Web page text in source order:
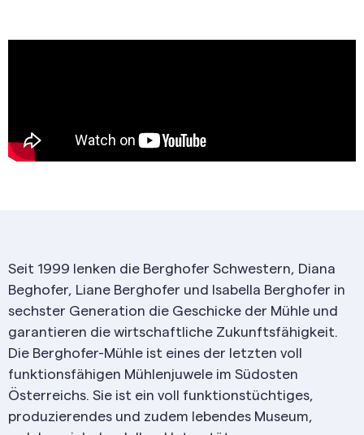
Seit 1999 lenken die Berghofer Schwestern, Diana
Beghofer, Liane Berghofer und Isabella Berghofer in
sechster Generation die Geschicke der Mühle und
garantieren die wirtschaftliche Zukunftsfähigkeit.
Die Berghofer-Mühle ist eines der letzten voll
funktionsfähigen Mühlenjuwele im Südosten
Österreichs. Sie ist ein voll funktionstüchtiges,
produzierendes und zudem lebendes Museum,